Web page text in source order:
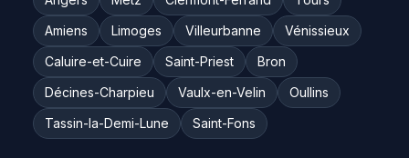
Amiens
Limoges Villeurbanne
Vénissieux
Caluire-et-Cuire
Saint-Priest
Bron
Décines-Charpieu
Vaulx-en-Velin
Oullins
Tassin-la-Demi-Lune
Saint-Fons